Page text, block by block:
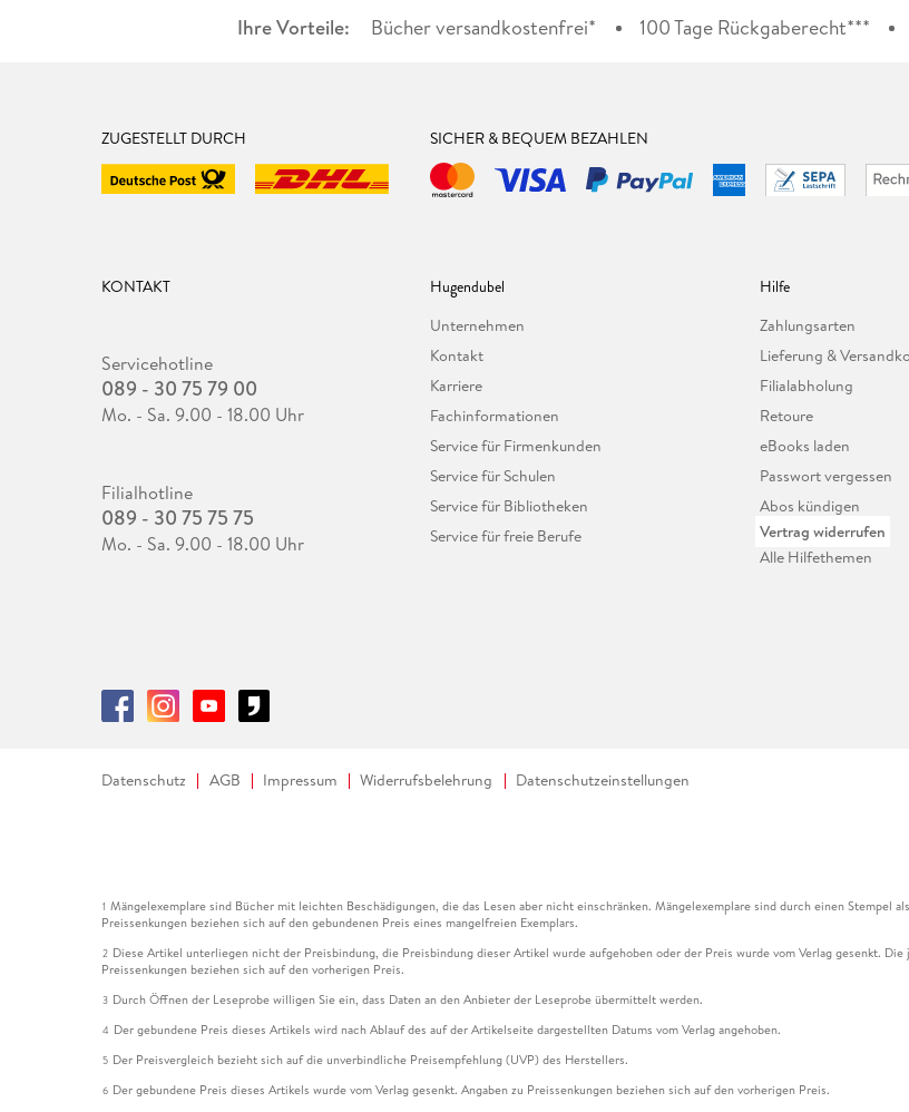
Ihre Vorteile: Bücher versandkostenfrei* 100 Tage Rückgaberecht***
ZUGESTELLT DURCH SICHER & BEQUEM BEZAHLEN
KONTAKT
Servicehotline
089 - 30 75 79 00
Mo. - Sa. 9.00 - 18.00 Uhr
Filialhotline
089 - 30 75 75 75
Mo. - Sa. 9.00 - 18.00 Uhr
Hugendubel
Unternehmen
Kontakt
Karriere
Fachinformationen
Service für Firmenkunden
Service für Schulen
Service für Bibliotheken
Service für freie Berufe
Hilfe
Zahlungsarten
Lieferung &
Filialabholung
Retoure
eBooks laden
Passwort vergessen
Abos kündigen
Vertrag widerrufen
Alle Hilfethemen
Datenschutz AGB Impressum Widerrufsbelehrung Datenschutzeinstellungen
1 Mängelexemplare sind Bücher mit leichten Beschädigungen, die das Lesen aber nicht einschränken. Mängelexemplare sind durch einen Stempel
Preissenkungen beziehen sich auf den gebundenen Preis eines mangelfreien Exemplars.
2 Diese Artikel unterliegen nicht der Preisbindung, die Preisbindung dieser Artikel wurde aufgehoben oder der Preis wurde vom Verlag gesenkt.
Preissenkungen beziehen sich auf den vorherigen Preis.
3 Durch Öffnen der Leseprobe willigen Sie ein, dass Daten an den Anbieter der Leseprobe übermittelt werden.
4 Der gebundene Preis dieses Artikels wird nach Ablauf des auf der Artikelseite dargestellten Datums vom Verlag angehoben.
5 Der Preisvergleich bezieht sich auf die unverbindliche Preisempfehlung (UVP) des Herstellers.
6 Der gebundene Preis dieses Artikels wurde vom Verlag gesenkt. Angaben zu Preissenkungen beziehen sich auf den vorherigen Preis.